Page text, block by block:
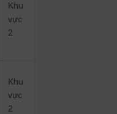
Khu
vực
2
Khu
vực
2